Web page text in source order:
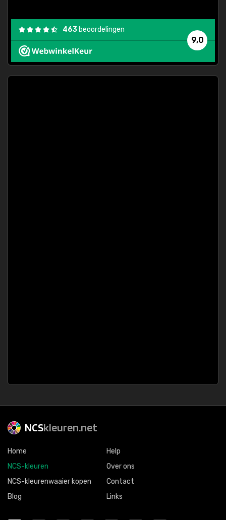
9,0
463 beoordelingen
NCSkleuren.net
Home
NCS-kleuren
NCS-kleurenwaaier kopen
Blog
Help
Over ons
Contact
Links